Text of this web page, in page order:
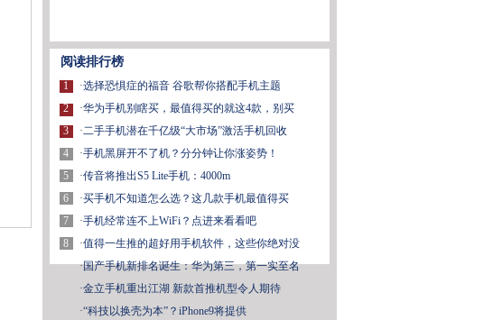
阅读排行榜
1
2
3
4
5
6
7
8
·选择恐惧症的福音 谷歌帮你搭配手机主题
·华为手机别瞎买，最值得买的就这4款，别买
·二手手机潜在千亿级“大市场”激活手机回收
·手机黑屏开不了机？分分钟让你涨姿势！
·传音将推出S5 Lite手机：4000m
·买手机不知道怎么选？这几款手机最值得买
·手机经常连不上WiFi？点进来看看吧
·值得一生推的超好用手机软件，这些你绝对没
·国产手机新排名诞生：华为第三，第一实至名
·金立手机重出江湖 新款首推机型令人期待
·“科技以换壳为本”？iPhone9将提供